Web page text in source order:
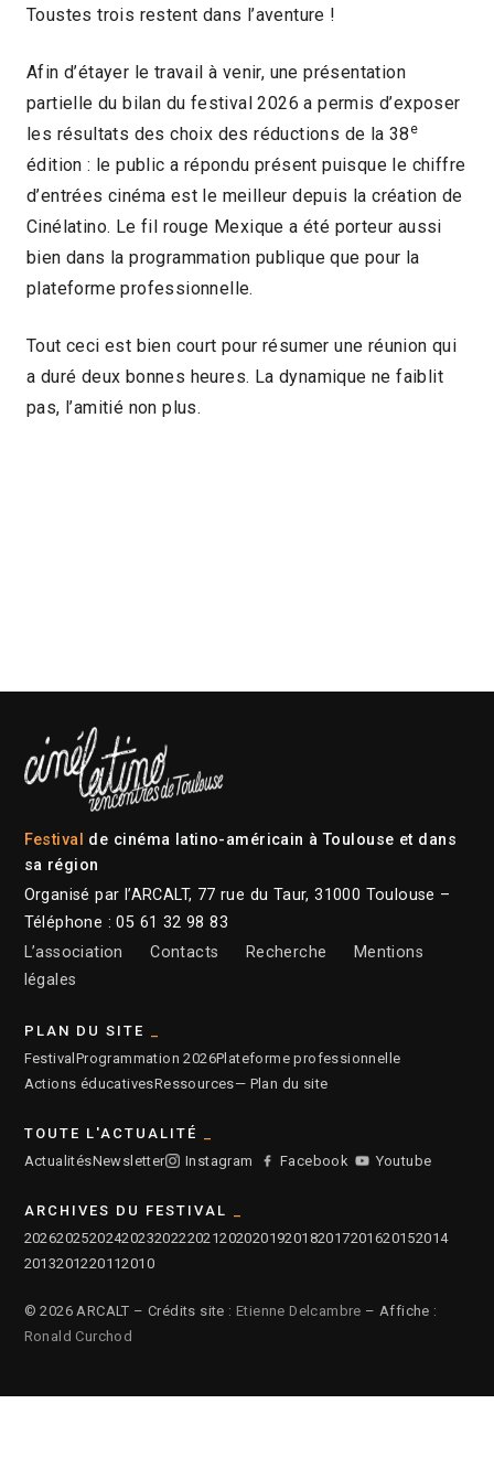
Toustes trois restent dans l’aventure !
Afin d’étayer le travail à venir, une présentation
partielle du bilan du festival 2026 a permis d’exposer
les résultats des choix des réductions de la 38 e
édition : le public a répondu présent puisque le chiffre
d’entrées cinéma est le meilleur depuis la création de
Cinélatino. Le fil rouge Mexique a été porteur aussi
bien dans la programmation publique que pour la
plateforme professionnelle.
Tout ceci est bien court pour résumer une réunion qui
a duré deux bonnes heures. La dynamique ne faiblit
pas, l’amitié non plus.
Festival de cinéma latino-américain à Toulouse et dans
sa région
Organisé par l’ARCALT, 77 rue du Taur, 31000 Toulouse –
Téléphone : 05 61 32 98 83
L’association
Contacts Recherche
Mentions
légales
PLAN DU SITE
Festival Programmation 2026Plateforme professionnelle
Actions éducativesRessources— Plan du site
TOUTE L'ACTUALITÉ
ActualitésNewsletter Instagram Facebook Youtube
ARCHIVES DU FESTIVAL
2026202520242023202220212020201920182017201620152014
2013201220112010
© 2026 ARCALT – Crédits site : Etienne Delcambre – Affiche :
Ronald Curchod